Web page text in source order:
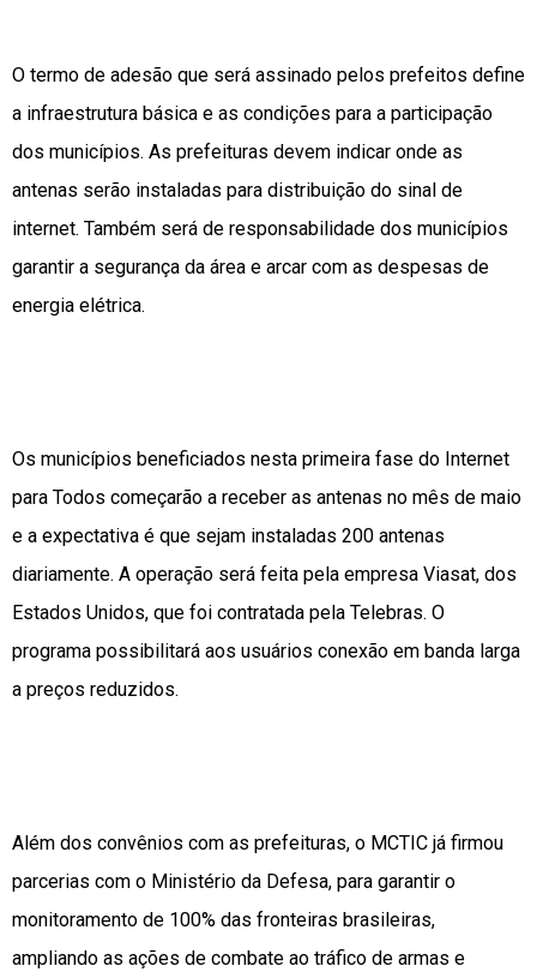
O termo de adesão que será assinado pelos prefeitos define
a infraestrutura básica e as condições para a participação
dos municípios. As prefeituras devem indicar onde as
antenas serão instaladas para distribuição do sinal de
internet. Também será de responsabilidade dos municípios
garantir a segurança da área e arcar com as despesas de
energia elétrica.
Os municípios beneficiados nesta primeira fase do Internet
para Todos começarão a receber as antenas no mês de maio
e a expectativa é que sejam instaladas 200 antenas
diariamente. A operação será feita pela empresa Viasat, dos
Estados Unidos, que foi contratada pela Telebras. O
programa possibilitará aos usuários conexão em banda larga
a preços reduzidos.
Além dos convênios com as prefeituras, o MCTIC já firmou
parcerias com o Ministério da Defesa, para garantir o
monitoramento de 100% das fronteiras brasileiras,
ampliando as ações de combate ao tráfico de armas e